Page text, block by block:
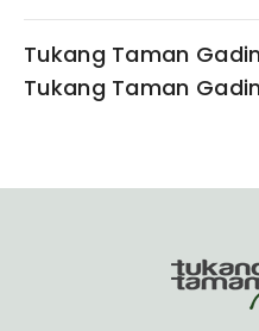
Tukang Taman
Tukang Taman